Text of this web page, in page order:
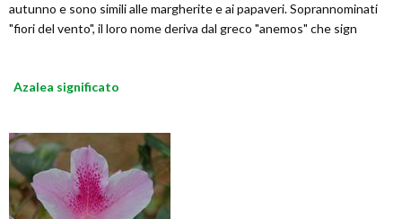
autunno e sono simili alle margherite e ai papaveri. Soprannominati
"fiori del vento", il loro nome deriva dal greco "anemos" che sign
Azalea significato